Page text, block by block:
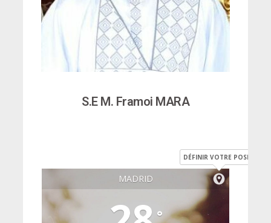
S.E M. Framoi MARA
MADRID
DÉFINIR VOTRE POSITION
°